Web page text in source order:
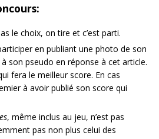
le choix, on tire et c’est parti.
en publiant une photo de son
son pseudo en réponse à cet article.
fera le meilleur score. En cas
à avoir publié son score qui
, même inclus au jeu, n’est pas
pas non plus celui des